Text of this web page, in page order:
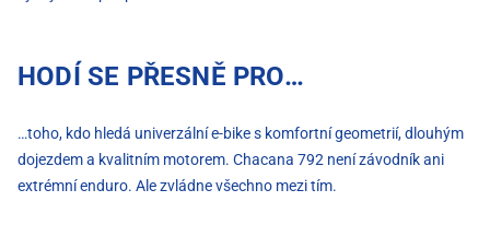
HODÍ SE PŘESNĚ PRO…
…toho, kdo hledá univerzální e-bike s komfortní geometrií, dlouhým
dojezdem a kvalitním motorem. Chacana 792 není závodník ani
extrémní enduro. Ale zvládne všechno mezi tím.